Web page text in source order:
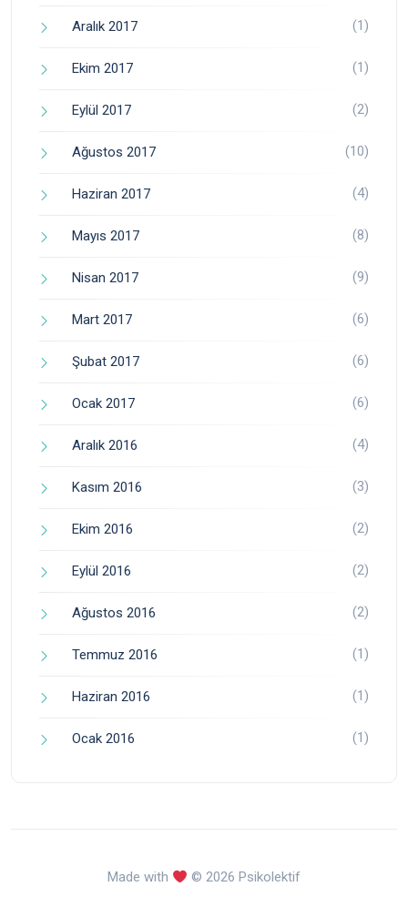
Aralık 2017 (1)
Ekim 2017 (1)
Eylül 2017 (2)
Ağustos 2017 (10)
Haziran 2017 (4)
Mayıs 2017 (8)
Nisan 2017 (9)
Mart 2017 (6)
Şubat 2017 (6)
Ocak 2017 (6)
Aralık 2016 (4)
Kasım 2016 (3)
Ekim 2016 (2)
Eylül 2016 (2)
Ağustos 2016 (2)
Temmuz 2016 (1)
Haziran 2016 (1)
Ocak 2016 (1)
Made with © 2026 Psikolektif